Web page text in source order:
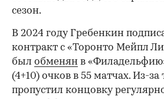
сезон.
В 2024 году Гребенкин
контракт с «Торонто Мейпл
был обменян в
(4+10) очков в 55 матчах. Из-
пропустил концовку